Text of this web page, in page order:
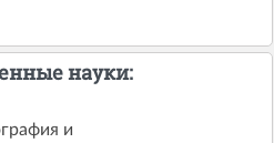
науки:
и